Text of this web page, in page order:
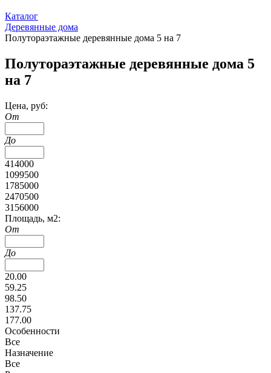
Каталог
Деревянные дома
Полутораэтажные деревянные дома 5 на 7
Полутораэтажные деревянные дома 5
на 7
Цена, руб:
От
До
414000
1099500
1785000
2470500
3156000
Площадь, м2:
От
До
20.00
59.25
98.50
137.75
177.00
Особенности
Все
Назначение
Все